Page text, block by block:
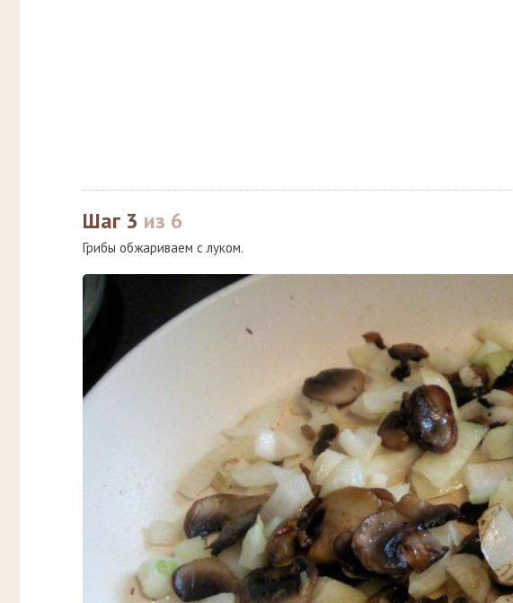
Шаг 3 из 6
Грибы обжариваем с луком.